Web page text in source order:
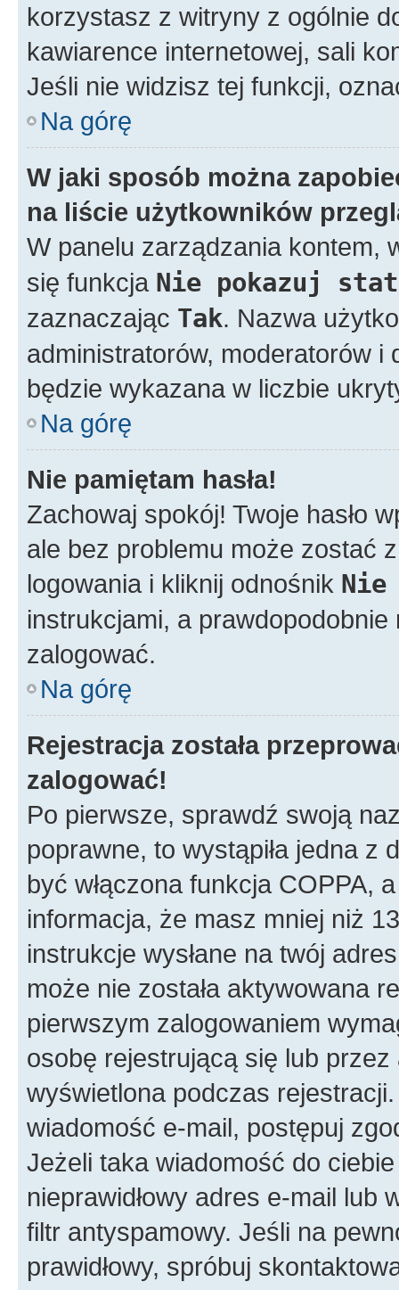
korzystasz z witryny z ogólnie
kawiarence internetowej, sali
Jeśli nie widzisz tej funkcji,
Na górę
W jaki sposób można
na liście użytkowników
W panelu zarządzania kontem,
się funkcja Nie pokazuj
zaznaczając Tak. Nazwa
administratorów, moderatorów i
będzie wykazana w liczbie
Na górę
Nie pamiętam hasła!
Zachowaj spokój! Twoje hasło
ale bez problemu może zostać
logowania i kliknij odnośnik Nie
instrukcjami, a
zalogować.
Na górę
Rejestracja została
zalogować!
Po pierwsze, sprawdź swoją
poprawne, to wystąpiła jedna
być włączona funkcja COPPA,
informacja, że masz mniej niż
instrukcje wysłane na twój
może nie została aktywowana
pierwszym zalogowaniem
osobę rejestrującą się lub
wyświetlona podczas
wiadomość e-mail, postępuj
Jeżeli taka wiadomość do
nieprawidłowy adres e-mail lub
filtr antyspamowy. Jeśli na
prawidłowy, spróbuj